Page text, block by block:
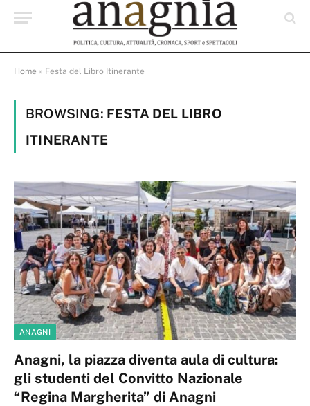
Home » Festa del Libro Itinerante
BROWSING: FESTA DEL LIBRO
ITINERANTE
ANAGNI
Anagni, la piazza diventa aula di cultura:
gli studenti del Convitto Nazionale
“Regina Margherita” di Anagni